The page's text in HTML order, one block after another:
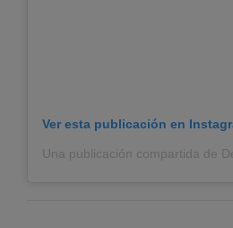
Ver esta publicación en